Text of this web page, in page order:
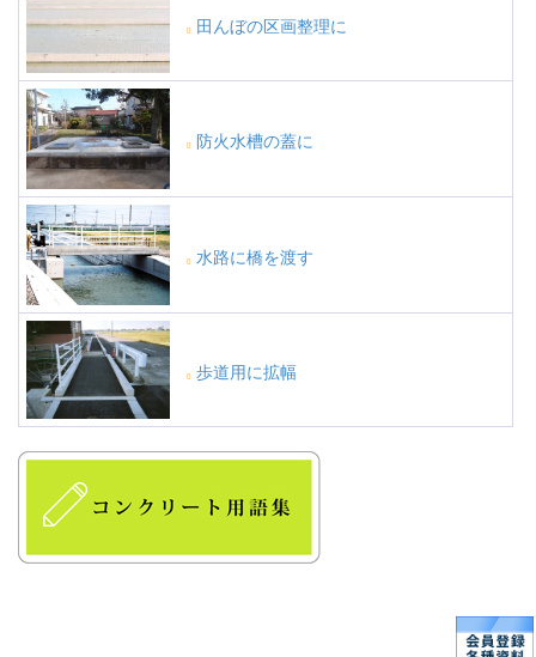
田んぼの区画整理に
防火水槽の蓋に
水路に橋を渡す
歩道用に拡幅